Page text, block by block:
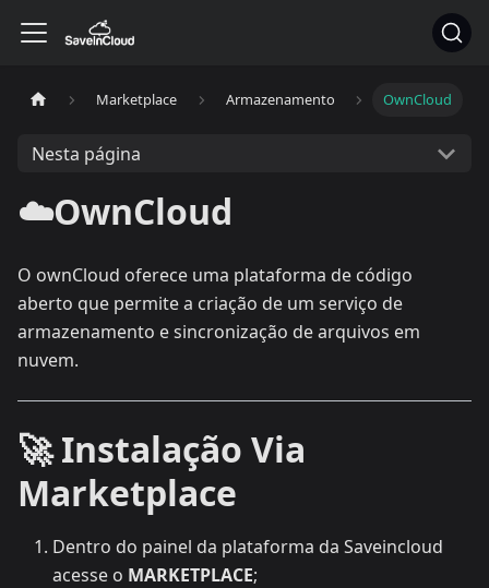
Marketplace Armazenamento OwnCloud
Nesta página
☁️OwnCloud
O ownCloud oferece uma plataforma de código
aberto que permite a criação de um serviço de
armazenamento e sincronização de arquivos em
nuvem.
🚀 Instalação Via
Marketplace
Dentro do painel da plataforma da Saveincloud
acesse o MARKETPLACE;